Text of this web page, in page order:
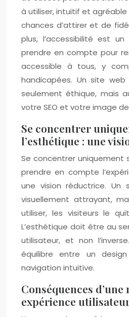
à utiliser, intuitif et
chances d’attirer et de
plus, l’accessibilité est
prendre en compte pour
accessible à tous, y
handicapées. Un site
seulement éthique, mais
votre SEO et votre image
Se concentrer
l’esthétique : une
Se concentrer uniquement
prendre en compte
une vision réductrice.
visuellement attrayant,
utiliser, les visiteurs le
L’esthétique doit être au
utilisateur, et non
équilibre entre un
navigation intuitive.
Conséquences d’une
expérience